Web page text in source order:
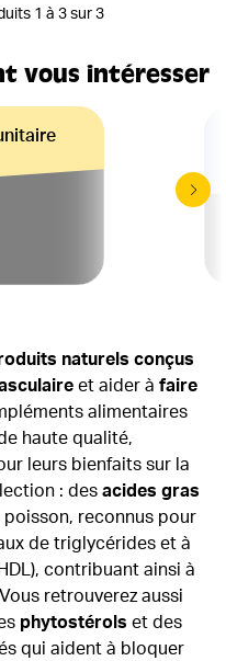
1 à 3 sur 3
vous intéresser
naturels conçus
et aider à faire
alimentaires
haute qualité,
leurs bienfaits sur la
: des acides gras
reconnus pour
de triglycérides et à
contribuant ainsi à
retrouverez aussi
phytostérols et des
qui aident à bloquer